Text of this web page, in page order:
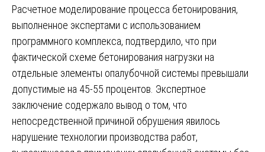
Расчетное моделирование процесса бетонирования,
выполненное экспертами с использованием
программного комплекса, подтвердило, что при
фактической схеме бетонирования нагрузки на
отдельные элементы опалубочной системы превышали
допустимые на 45-55 процентов. Экспертное
заключение содержало вывод о том, что
непосредственной причиной обрушения явилось
нарушение технологии производства работ,